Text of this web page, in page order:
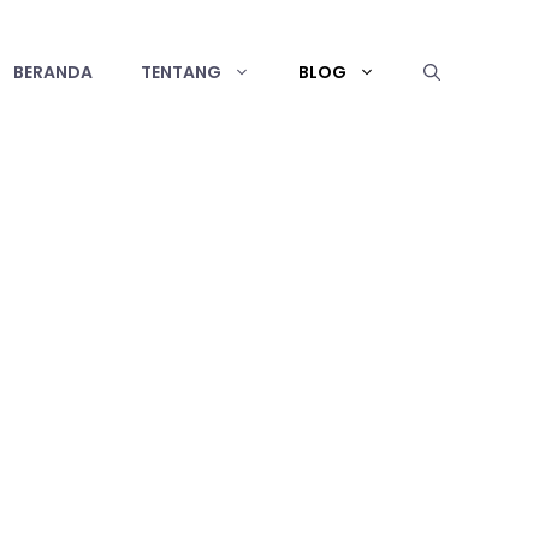
BERANDA TENTANG BLOG